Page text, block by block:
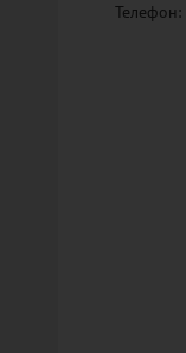
Телефон: